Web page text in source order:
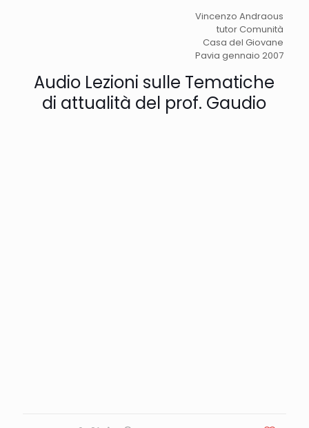
Vincenzo Andraous
tutor Comunità
Casa del Giovane
Pavia gennaio 2007
Audio Lezioni sulle Tematiche
di attualità del prof. Gaudio